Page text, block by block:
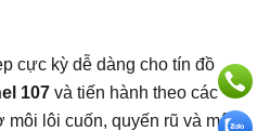
cực kỳ dễ dàng cho tín đồ
107 và tiến hành theo các
lôi cuốn, quyến rũ và mê